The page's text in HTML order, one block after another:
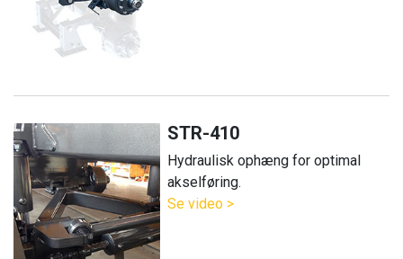
STR-410
Hydraulisk ophæng for optimal
akselføring.
Se video >